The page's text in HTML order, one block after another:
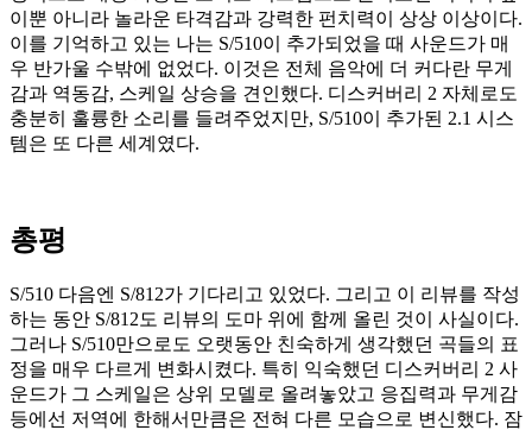
이뿐 아니라 놀라운 타격감과 강력한 펀치력이 상상 이상이다.
이를 기억하고 있는 나는 S/510이 추가되었을 때 사운드가 매
우 반가울 수밖에 없었다. 이것은 전체 음악에 더 커다란 무게
감과 역동감, 스케일 상승을 견인했다. 디스커버리 2 자체로도
충분히 훌륭한 소리를 들려주었지만, S/510이 추가된 2.1 시스
템은 또 다른 세계였다.
총평
S/510 다음엔 S/812가 기다리고 있었다. 그리고 이 리뷰를 작성
하는 동안 S/812도 리뷰의 도마 위에 함께 올린 것이 사실이다.
그러나 S/510만으로도 오랫동안 친숙하게 생각했던 곡들의 표
정을 매우 다르게 변화시켰다. 특히 익숙했던 디스커버리 2 사
운드가 그 스케일은 상위 모델로 올려놓았고 응집력과 무게감
등에선 저역에 한해서만큼은 전혀 다른 모습으로 변신했다. 잠